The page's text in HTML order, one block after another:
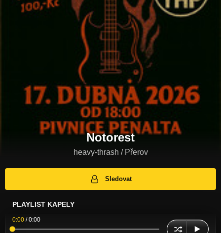
Notorest
heavy-thrash / Přerov
Sledovat
PLAYLIST KAPELY
0:00 /0:00